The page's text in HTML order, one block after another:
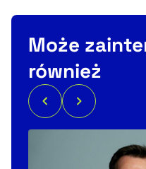
Może
również